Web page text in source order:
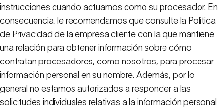
instrucciones cuando actuamos como su procesador. En
consecuencia, le recomendamos que consulte la Política
de Privacidad de la empresa cliente con la que mantiene
una relación para obtener información sobre cómo
contratan procesadores, como nosotros, para procesar
información personal en su nombre. Además, por lo
general no estamos autorizados a responder a las
solicitudes individuales relativas a la información personal